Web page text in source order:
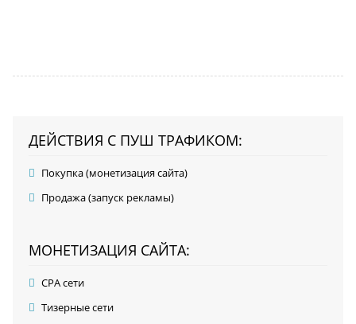
ДЕЙСТВИЯ С ПУШ ТРАФИКОМ:
Покупка (монетизация сайта)
Продажа (запуск рекламы)
МОНЕТИЗАЦИЯ САЙТА:
CPA сети
Тизерные сети